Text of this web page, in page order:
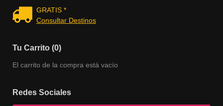
GRATIS *
Consultar Destinos
Tu Carrito (0)
El carrito de la compra está vacío
Redes Sociales